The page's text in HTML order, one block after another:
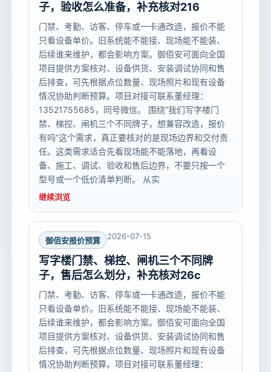
子，验收怎么准备，补充核对216
门禁、考勤、访客、停车或一卡通改造，报价不能
只看设备单价。旧系统能不能接、现场能不能装、
后续谁来维护，都会影响方案。御佰安可面向全国
项目提供方案核对、设备供货、安装调试协同和售
后排查，可先根据点位数量、现场照片和现有设备
情况协助判断预算。项目对接可联系董经理：
13521755685，同号微信。 围绕“我们写字楼门
禁、梯控、闸机三个不同牌子，想兼容改造，报价
有吗”这个需求，真正要核对的是现场边界和交付责
任。这类需求适合先看现场能不能落地，再看设
备、施工、调试、验收和售后边界，不要只按一个
型号或一个低价清单判断。 从实
继续浏览
御佰安报价预算 2026-07-15
写字楼门禁、梯控、闸机三个不同牌
子，售后怎么划分，补充核对26c
门禁、考勤、访客、停车或一卡通改造，报价不能
只看设备单价。旧系统能不能接、现场能不能装、
后续谁来维护，都会影响方案。御佰安可面向全国
项目提供方案核对、设备供货、安装调试协同和售
后排查，可先根据点位数量、现场照片和现有设备
情况协助判断预算。项目对接可联系董经理：